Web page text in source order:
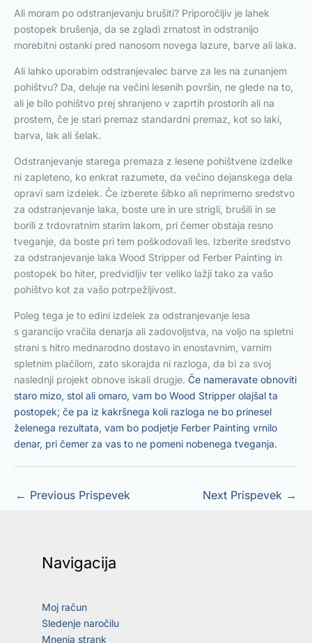
Ali moram po odstranjevanju brušiti? Priporočljiv je lahek
postopek brušenja, da se zgladi zrnatost in odstranijo
morebitni ostanki pred nanosom novega lazure, barve ali laka.
Ali lahko uporabim odstranjevalec barve za les na zunanjem
pohištvu? Da, deluje na večini lesenih površin, ne glede na to,
ali je bilo pohištvo prej shranjeno v zaprtih prostorih ali na
prostem, če je stari premaz standardni premaz, kot so laki,
barva, lak ali šelak.
Odstranjevanje starega premaza z lesene pohištvene izdelke
ni zapleteno, ko enkrat razumete, da večino dejanskega dela
opravi sam izdelek. Če izberete šibko ali neprimerno sredstvo
za odstranjevanje laka, boste ure in ure strigli, brušili in se
borili z trdovratnim starim lakom, pri čemer obstaja resno
tveganje, da boste pri tem poškodovali les. Izberite sredstvo
za odstranjevanje laka Wood Stripper od Ferber Painting in
postopek bo hiter, predvidljiv ter veliko lažji tako za vašo
pohištvo kot za vašo potrpežljivost.
Poleg tega je to edini izdelek za odstranjevanje lesa
s garancijo vračila denarja ali zadovoljstva, na voljo na spletni
strani s hitro mednarodno dostavo in enostavnim, varnim
spletnim plačilom, zato skorajda ni razloga, da bi za svoj
naslednji projekt obnove iskali drugje. Če nameravate obnoviti
staro mizo, stol ali omaro, vam bo Wood Stripper olajšal ta
postopek; če pa iz kakršnega koli razloga ne bo prinesel
želenega rezultata, vam bo podjetje Ferber Painting vrnilo
denar, pri čemer za vas to ne pomeni nobenega tveganja.
← Previous Prispevek Next Prispevek →
Navigacija
Moj račun
Sledenje naročilu
Mnenja strank